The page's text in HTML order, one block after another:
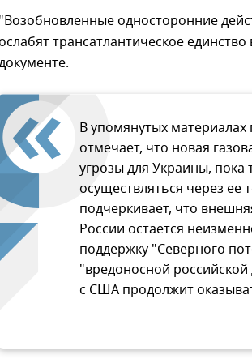
"Возобновленные односторонние
ослабят трансатлантическое
В упомянутых
отмечает, что новая
угрозы для Украины, пока
осуществляться через ее
подчеркивает, что
России остается
поддержку "Северного
"вредоносной
с США продолжит